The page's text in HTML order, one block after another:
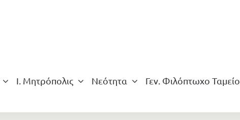
Ι. Μητρόπολις Νεότητα Γεν. Φιλόπτωχο Ταμείο